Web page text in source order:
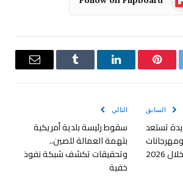
بينتيريستلينكدإن Tumblr
البريد
السابق
تستعد
2026
التالي
سقوط رئيسة بلدية أمريكية
بتهمة العمالة للصين..
وتحقيقات تكشف شبكة نفوذ
خفية